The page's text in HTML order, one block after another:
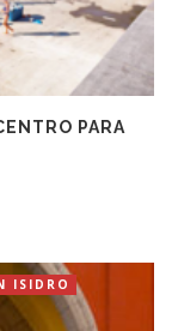
PARA
ISIDRO